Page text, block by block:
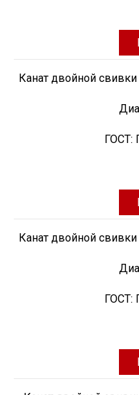
Канат двойной
ГОСТ:
Канат двойной
ГОСТ: